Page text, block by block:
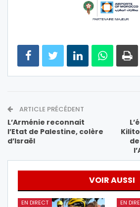
ARTICLE PRÉCÉDENT
L’Arménie reconnait
l’Etat de Palestine, colère
d’Israël
VOIR AUSSI
EN DIRECT EN